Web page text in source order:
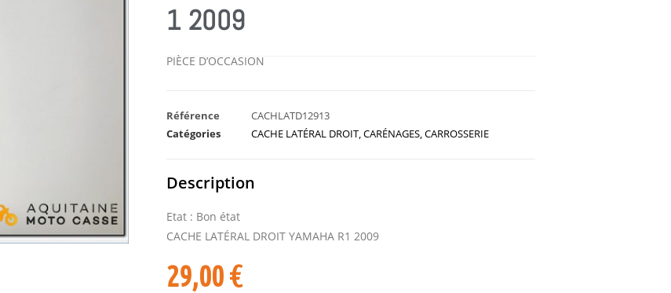
1 2009
PIÈCE D’OCCASION
Référence
CACHLATD12913
Catégories
CACHE LATÉRAL DROIT,CARÉNAGES,CARROSSERIE
Description
Etat : Bon état
CACHE LATÉRAL DROIT YAMAHA R1 2009
29,00€